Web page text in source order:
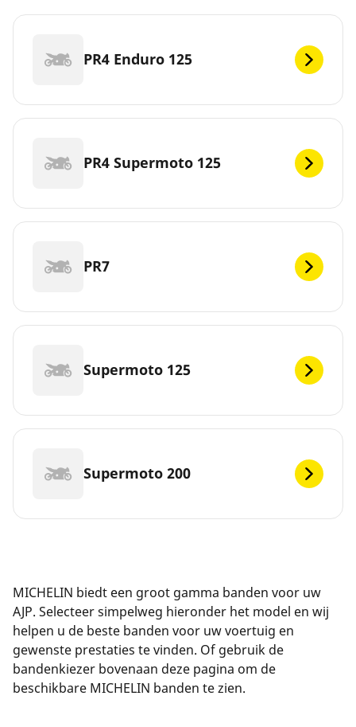
PR4 Enduro 125
PR4 Supermoto 125
PR7
Supermoto 125
Supermoto 200
MICHELIN biedt een groot gamma banden voor uw
AJP. Selecteer simpelweg hieronder het model en wij
helpen u de beste banden voor uw voertuig en
gewenste prestaties te vinden. Of gebruik de
bandenkiezer bovenaan deze pagina om de
beschikbare MICHELIN banden te zien.